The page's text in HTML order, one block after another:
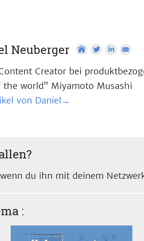
Neuberger
Creator bei
the world” Miyamoto Musashi
von Daniel→
du ihn mit deinem
: